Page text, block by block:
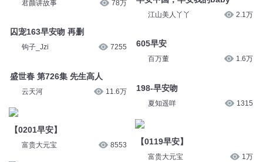
君颜讲故事 78万
囚宠163早安吻 再删
钩子_Jzi 7255
盛世春 第726集 先生高人
云天河 11.6万
【0201早安】
富贵大元宝 8553
江山美人丫丫 2.1万
605早安
百万董 1.6万
198-早安吻
夏知遥咩 1315
【0119早安】
富贵大元宝 1万